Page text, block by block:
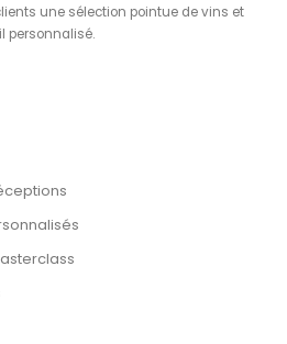
une sélection pointue de vins et
personnalisé.